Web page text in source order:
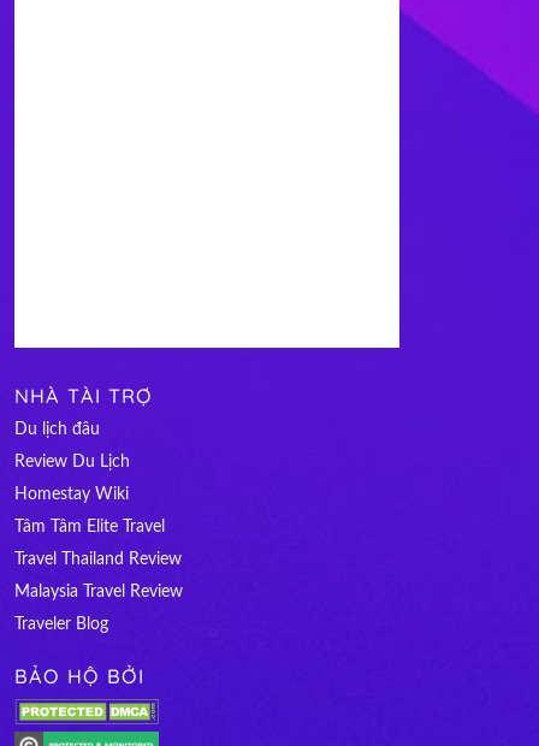
NHÀ TÀI TRỢ
Du lịch đâu
Review Du Lịch
Homestay Wiki
Tâm Tâm Elite Travel
Travel Thailand Review
Malaysia Travel Review
Traveler Blog
BẢO HỘ BỞI